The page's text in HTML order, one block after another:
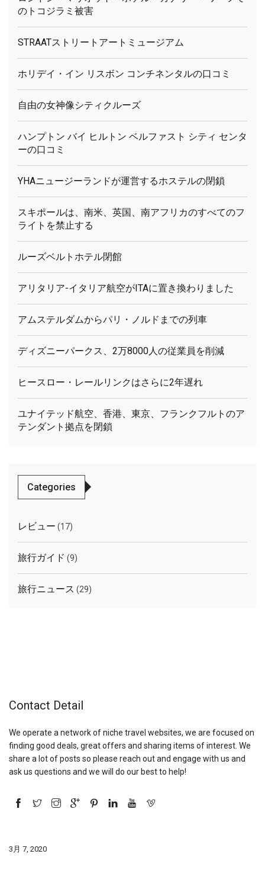
のトコジラミ被害
STRAATストリートアートミュージアム
ホリデイ・イン リスボン コンチネンタルの口コミ
自由の女神像シティクルーズ
ハンプトン バイ ヒルトン ベルファスト シティ センタ
ーの口コミ
YHAニュージーランドが運営するホステルの閉鎖
スキポールは、南米、英国、南アフリカのすべてのフ
ライトを禁止する
ルーズベルトホテル閉館
アリタリア-イタリア航空がITAに置き換わりました
アムステルダムからパリ・ノルドまでの列車
ディズニーパークス、2万8000人の従業員を削減
ヒースロー・レールリンクはさらに2年遅れ
ユナイテッド航空、香港、東京、フランクフルトのア
テンダント拠点を閉鎖
Categories
レビュー (17)
旅行ガイド (9)
旅行ニュース (29)
Contact Detail
We operate a network of niche travel websites, we are focused on
finding good deals, great offers and sharing items of interest. We
share a lot of posts so please reach out and engage with us and
ask us questions and we will do our best to help!
3月 7, 2020